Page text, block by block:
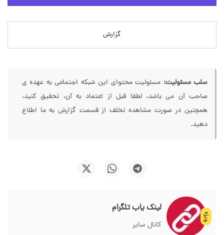
گزارش
سلب مسئولیت: مسئولیت محتوای این شبکه اجتماعی به عهده ی
صاحب آن می باشد، لطفا قبل از اعتماد به آن، تحقیق کنید،
همچنین در صورت مشاهده تخلف از قسمت گزارش به ما اطلاع
دهید.
ویژه
لینک یاب تلگرام
کانال سایر